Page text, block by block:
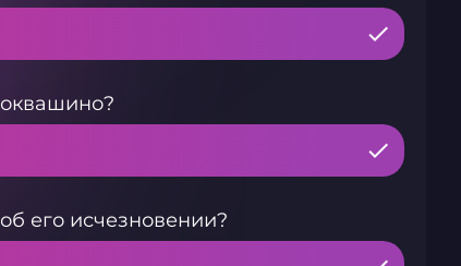
его исчезновении?